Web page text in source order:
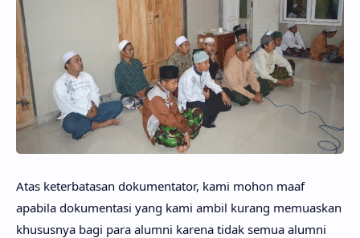
Atas keterbatasan dokumentator, kami mohon maaf
apabila dokumentasi yang kami ambil kurang memuaskan
khususnya bagi para alumni karena tidak semua alumni